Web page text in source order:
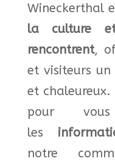
Wineckerthal
laculture
rencontrent,
et visiteurs un
et chaleureux.
pour
les
notre